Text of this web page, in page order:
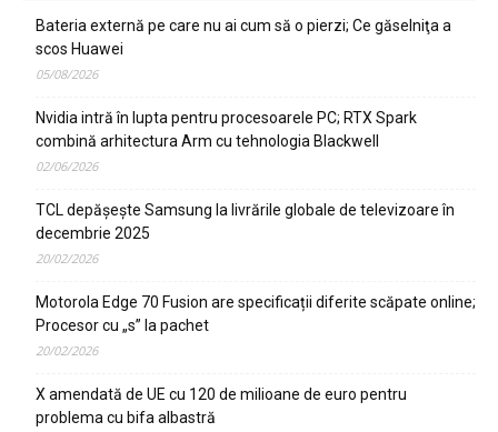
Bateria externă pe care nu ai cum să o pierzi; Ce găselniţa a
scos Huawei
05/08/2026
Nvidia intră în lupta pentru procesoarele PC; RTX Spark
combină arhitectura Arm cu tehnologia Blackwell
02/06/2026
TCL depășește Samsung la livrările globale de televizoare în
decembrie 2025
20/02/2026
Motorola Edge 70 Fusion are specificații diferite scăpate online;
Procesor cu „s” la pachet
20/02/2026
X amendată de UE cu 120 de milioane de euro pentru
problema cu bifa albastră